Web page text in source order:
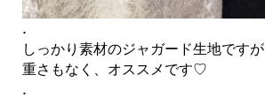
.
しっかり素材のジャガード生地ですが
重さもなく、オススメです♡
.